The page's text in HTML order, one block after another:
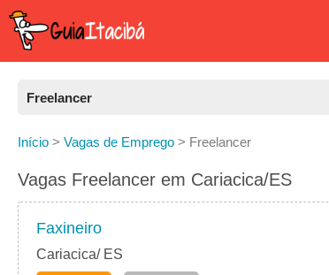
Freelancer
Todas as Vagas
CLT
Freelancer
Início > Vagas de Emprego > Freelancer
Vagas Freelancer em Cariacica/ES
Faxineiro
Cariacica/ ES